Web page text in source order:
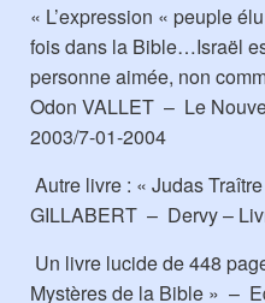
« L’expression « peuple
fois dans la Bible…Israël
personne aimée, non
Odon VALLET – Le
2003/7-01-2004
Autre livre : « Judas
GILLABERT – Dervy –
Un livre lucide de 448
Mystères de la Bible » –